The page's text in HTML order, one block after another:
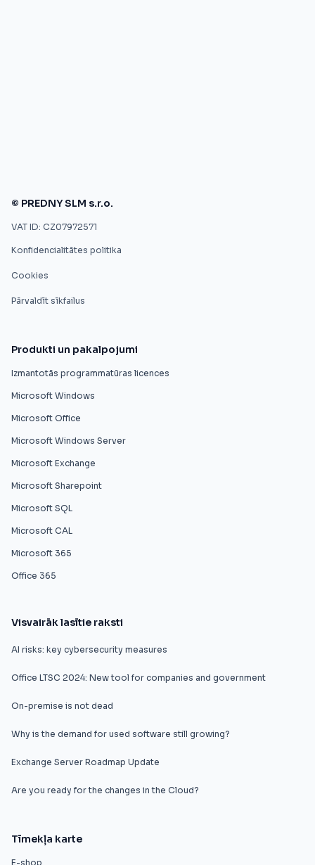
© PREDNY SLM s.r.o.
VAT ID: CZ07972571
Konfidencialitātes politika
Cookies
Pārvaldīt sīkfailus
Produkti un pakalpojumi
Izmantotās programmatūras licences
Microsoft Windows
Microsoft Office
Microsoft Windows Server
Microsoft Exchange
Microsoft Sharepoint
Microsoft SQL
Microsoft CAL
Microsoft 365
Office 365
Visvairāk lasītie raksti
AI risks: key cybersecurity measures
Office LTSC 2024: New tool for companies and government
On-premise is not dead
Why is the demand for used software still growing?
Exchange Server Roadmap Update
Are you ready for the changes in the Cloud?
Tīmekļa karte
E-shop